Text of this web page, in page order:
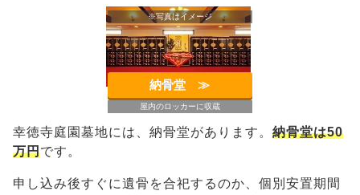
屋内のロッカーに収蔵
※写真はイメージ
納骨堂 ≫︎
幸徳寺庭園墓地には、納骨堂があります。 納骨堂は50
万円です。
申し込み後すぐに遺骨を合祀するのか、個別安置期間